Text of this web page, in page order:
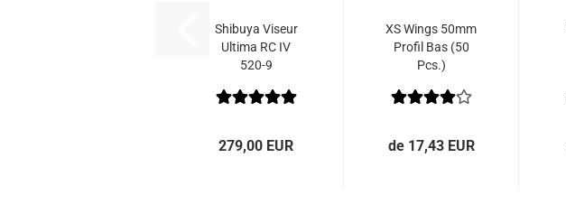
Shibuya Viseur
Ultima RC IV
520-9
279,00 EUR
XS Wings 50mm
Profil Bas (50
Pcs.)
de 17,43 EUR